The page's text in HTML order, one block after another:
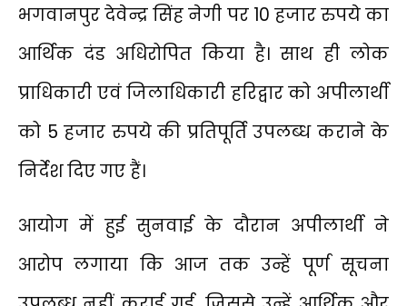
भगवानपुर देवेन्द्र सिंह नेगी पर 10 हजार रुपये का
आर्थिक दंड अधिरोपित किया है। साथ ही लोक
प्राधिकारी एवं जिलाधिकारी हरिद्वार को अपीलार्थी
को 5 हजार रुपये की प्रतिपूर्ति उपलब्ध कराने के
निर्देश दिए गए हैं।
आयोग में हुई सुनवाई के दौरान अपीलार्थी ने
आरोप लगाया कि आज तक उन्हें पूर्ण सूचना